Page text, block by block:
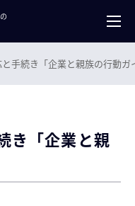
手続き「企業と親族の行動ガ
き「企業と親